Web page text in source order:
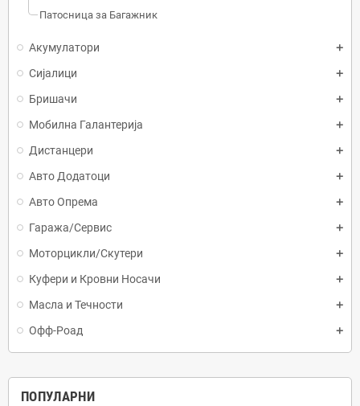
Патосница за Багажник
Акумулатори
Сијалици
Бришачи
Мобилна Галантерија
Дистанцери
Авто Додатоци
Авто Опрема
Гаража/Сервис
Моторцикли/Скутери
Куфери и Кровни Носачи
Масла и Течности
Офф-Роад
ПОПУЛАРНИ